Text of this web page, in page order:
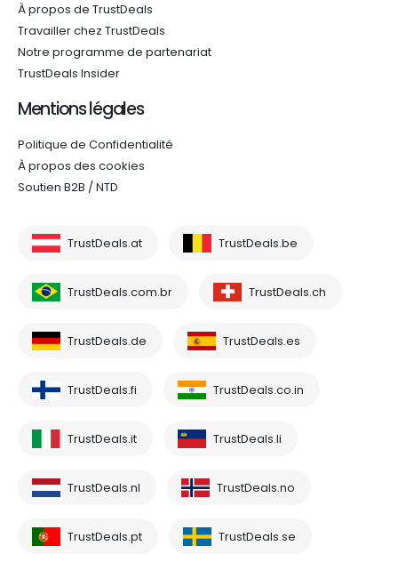
À propos de TrustDeals
Travailler chez TrustDeals
Notre programme de partenariat
TrustDeals Insider
Mentions légales
Politique de Confidentialité
À propos des cookies
Soutien B2B / NTD
TrustDeals.at TrustDeals.be
TrustDeals.com.br TrustDeals.ch
TrustDeals.de TrustDeals.es
TrustDeals.fi TrustDeals.co.in
TrustDeals.it TrustDeals.li
TrustDeals.nl TrustDeals.no
TrustDeals.pt TrustDeals.se